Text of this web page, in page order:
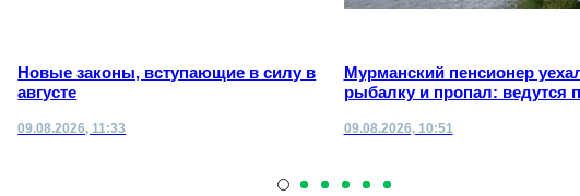
Новые законы, вступающие в силу в
августе
09.08.2026, 11:33
Мурманский пенсионер
рыбалку и пропал: ведутся
09.08.2026, 10:51